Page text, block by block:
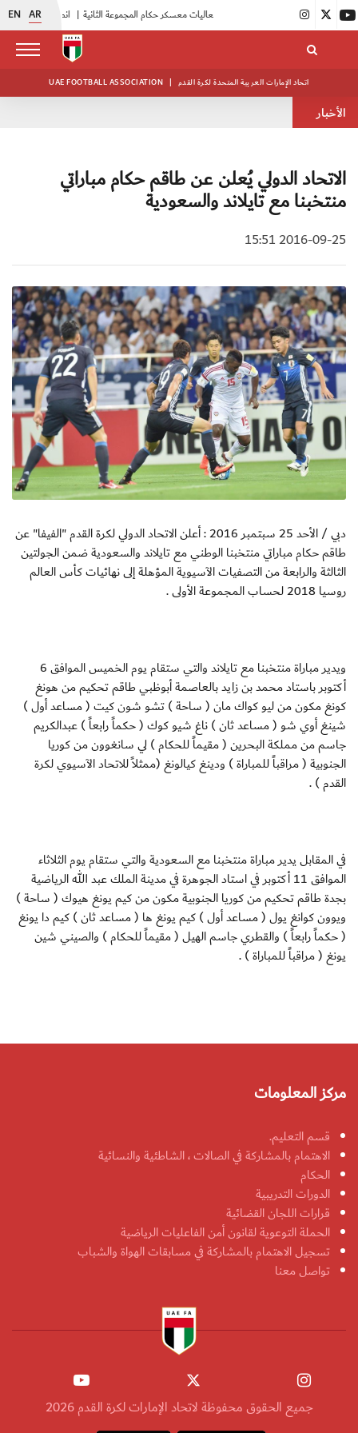
EN AR انطلاق منافسات بطولة النخبة لحرس الرئاسة |
UAE FOOTBALL ASSOCIATION | اتحاد الإمارات العربية المتحدة لكرة القدم
الأخبار
الاتحاد الدولي يُعلن عن طاقم حكام مباراتي
منتخبنا مع تايلاند والسعودية
2016-09-25 15:51
دبي / الأحد 25 سبتمبر 2016 : أعلن الاتحاد الدولي لكرة القدم "الفيفا" عن
طاقم حكام مباراتي منتخبنا الوطني مع تايلاند والسعودية ضمن الجولتين
الثالثة والرابعة من التصفيات الآسيوية المؤهلة إلى نهائيات كأس العالم
روسيا 2018 لحساب المجموعة الأولى .
ويدير مباراة منتخبنا مع تايلاند والتي ستقام يوم الخميس الموافق 6
أكتوبر باستاد محمد بن زايد بالعاصمة أبوظبي طاقم تحكيم من هونغ
كونغ مكون من ليو كواك مان ( ساحة ) تشو شون كيت ( مساعد أول )
شينغ أوي شو ( مساعد ثان ) ناغ شيو كوك ( حكماً رابعاً ) عبدالكريم
جاسم من مملكة البحرين ( مقيماً للحكام ) لي سانغوون من كوريا
الجنوبية ( مراقباً للمباراة ) ودينغ كيالونغ (ممثلاً للاتحاد الآسيوي لكرة
القدم ) .
في المقابل يدير مباراة منتخبنا مع السعودية والتي ستقام يوم الثلاثاء
الموافق 11 أكتوبر في استاد الجوهرة في مدينة الملك عبد الله الرياضية
بجدة طاقم تحكيم من كوريا الجنوبية مكون من كيم يونغ هيوك ( ساحة )
ويوون كوانغ يول ( مساعد أول ) كيم يونغ ها ( مساعد ثان ) كيم دا يونغ
( حكماً رابعاً ) والقطري جاسم الهيل ( مقيماً للحكام ) والصيني شين
يونغ ( مراقباً للمباراة ) .
مركز المعلومات
قسم التعليم.
الاهتمام بالمشاركة في الصالات ، الشاطئية والنسائية
الحكام
الدورات التدريبية
قرارات اللجان القضائية
الحملة التوعوية لقانون أمن الفاعليات الرياضية
تسجيل الاهتمام بالمشاركة في مسابقات الهواة والشباب
تواصل معنا
جميع الحقوق محفوظة لاتحاد الإمارات لكرة القدم 2026